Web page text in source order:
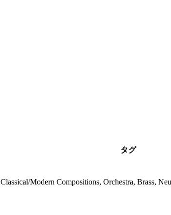
タグ
Classical/Modern Compositions, Orchestra, Brass,